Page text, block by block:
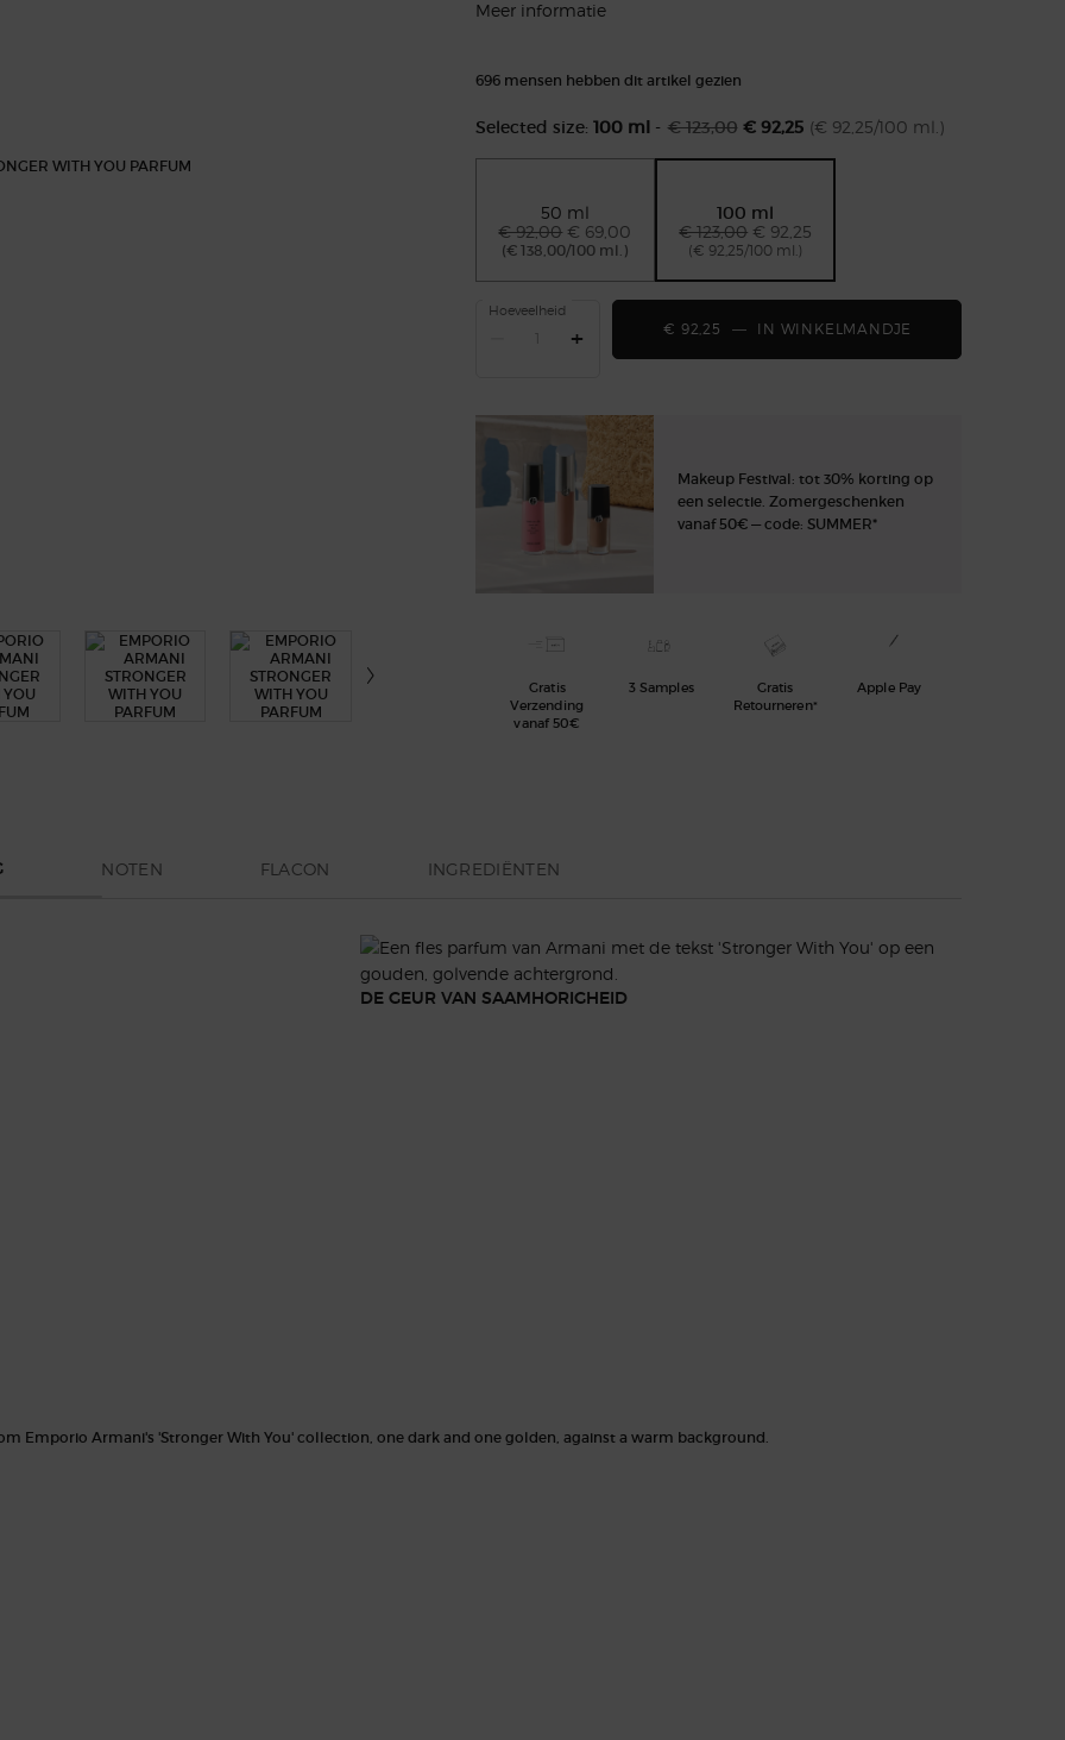
Meer informatie
696 mensen hebben dit artikel gezien
Selected size: 100 ml-
Oude prijs
€ 123,00
Nieuwe prijs
€ 92,25 (€ 92,25/100 ml.)
Geselecteerd
50 ml
Oude prijs
€ 92,00 Nieuwe prijs
€ 69,00
(€ 138,00/100 ml.)
, 1 of 2 Geselecteerd
100 ml
Oude prijs
€ 123,00Nieuwe prijs
€ 92,25
(€ 92,25/100 ml.)
, 2 of 2
Hoeveelheid
+ € 92,25 ― IN WINKELMANDJE
Makeup Festival: tot 30% korting op
een selectie. Zomergeschenken
vanaf 50€ — code: SUMMER*
Gratis
Verzending
vanaf 50€
3 Samples
Gratis
Retourneren*
Apple Pay
NOTEN FLACON INGREDIËNTEN
DE GEUR VAN SAAMHORIGHEID